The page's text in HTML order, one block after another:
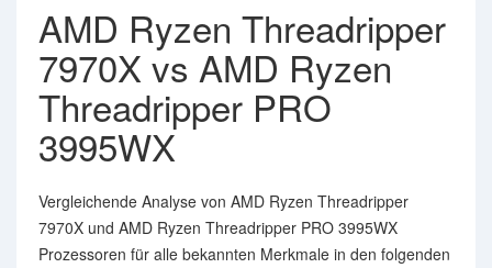
AMD Ryzen Threadripper
7970X vs AMD Ryzen
Threadripper PRO
3995WX
Vergleichende Analyse von AMD Ryzen Threadripper
7970X und AMD Ryzen Threadripper PRO 3995WX
Prozessoren für alle bekannten Merkmale in den folgenden